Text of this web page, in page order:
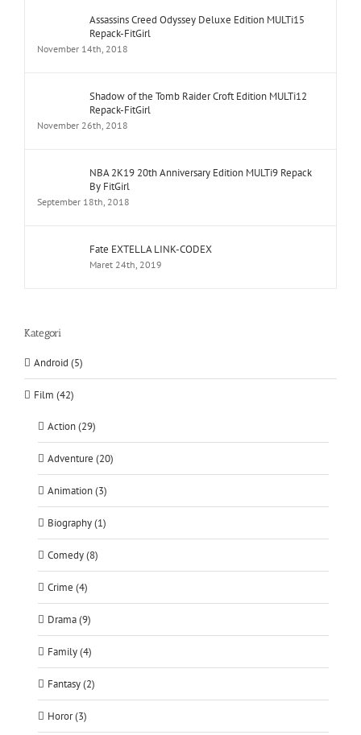
Assassins Creed Odyssey Deluxe Edition MULTi15
Repack-FitGirl
November 14th, 2018
Shadow of the Tomb Raider Croft Edition MULTi12
Repack-FitGirl
November 26th, 2018
NBA 2K19 20th Anniversary Edition MULTi9 Repack
By FitGirl
September 18th, 2018
Fate EXTELLA LINK-CODEX
Maret 24th, 2019
Kategori
Android (5)
Film (42)
Action (29)
Adventure (20)
Animation (3)
Biography (1)
Comedy (8)
Crime (4)
Drama (9)
Family (4)
Fantasy (2)
Horor (3)